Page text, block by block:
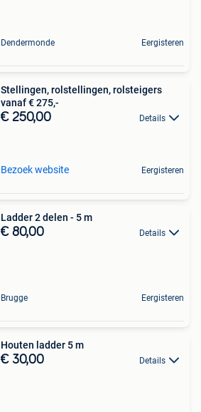
Dendermonde Eergisteren
Stellingen, rolstellingen, rolsteigers
vanaf € 275,-
€ 250,00 Details
Bezoek website Eergisteren
Ladder 2 delen - 5 m
€ 80,00 Details
Brugge Eergisteren
Houten ladder 5 m
€ 30,00 Details